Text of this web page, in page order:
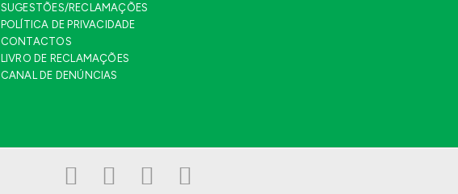
SUGESTÕES/RECLAMAÇÕES
POLÍTICA DE PRIVACIDADE
CONTACTOS
LIVRO DE RECLAMAÇÕES
CANAL DE DENÚNCIAS